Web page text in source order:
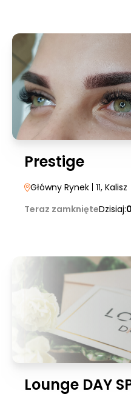
Prestige
Główny Rynek | 11, Kalisz
Teraz zamknięteDzisiaj:
Lounge DAY